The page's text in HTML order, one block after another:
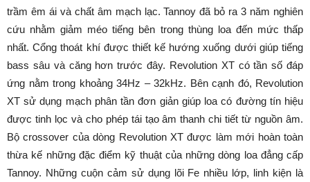
trầm êm ái và chất âm mạch lạc. Tannoy đã bỏ ra 3 năm nghiên
cứu nhằm giảm méo tiếng bên trong thùng loa đến mức thấp
nhất. Cổng thoát khí được thiết kế hướng xuống dưới giúp tiếng
bass sâu và căng hơn trước đây. Revolution XT có tần số đáp
ứng nằm trong khoảng 34Hz – 32kHz. Bên cạnh đó, Revolution
XT sử dụng mạch phân tần đơn giản giúp loa có đường tín hiệu
được tinh lọc và cho phép tái tạo âm thanh chi tiết từ nguồn âm.
Bộ crossover của dòng Revolution XT được làm mới hoàn toàn
thừa kế những đặc điểm kỹ thuật của những dòng loa đẳng cấp
Tannoy. Những cuộn cảm sử dụng lõi Fe nhiều lớp, linh kiện là